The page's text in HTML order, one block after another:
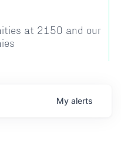
at 2150 and our
My alerts